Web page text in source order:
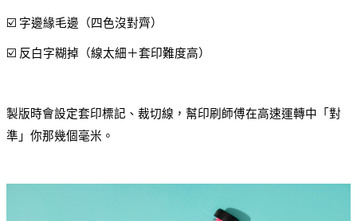
☑️ 字邊緣毛邊（四色沒對齊）
☑️ 反白字糊掉（線太細＋套印難度高）
製版時會設定套印標記、裁切線，幫印刷師傅在高速運轉中「對
準」你那幾個毫米。